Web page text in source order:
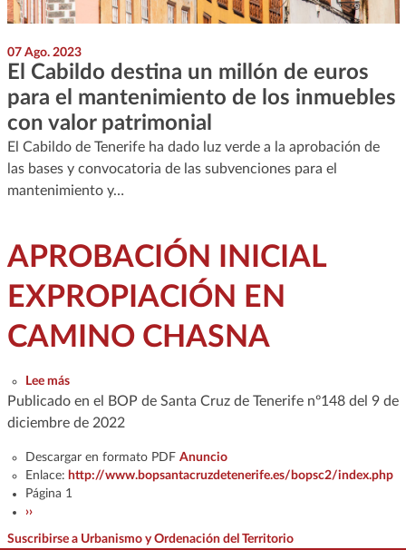
07 Ago. 2023
El Cabildo destina un millón de euros
para el mantenimiento de los inmuebles
con valor patrimonial
El Cabildo de Tenerife ha dado luz verde a la aprobación de
las bases y convocatoria de las subvenciones para el
mantenimiento y…
APROBACIÓN INICIAL
EXPROPIACIÓN EN
CAMINO CHASNA
Lee mássobre APROBACIÓN INICIAL EXPROPIACIÓN EN
Publicado en el BOP de Santa Cruz de Tenerife nº148 del 9 de
diciembre de 2022
Descargar en formato PDF Anuncio
Enlace: http://www.bopsantacruzdetenerife.es/bopsc2/index.php
Paginación
Página 1
Siguiente página
››
Suscribirse a Urbanismo y Ordenación del Territorio